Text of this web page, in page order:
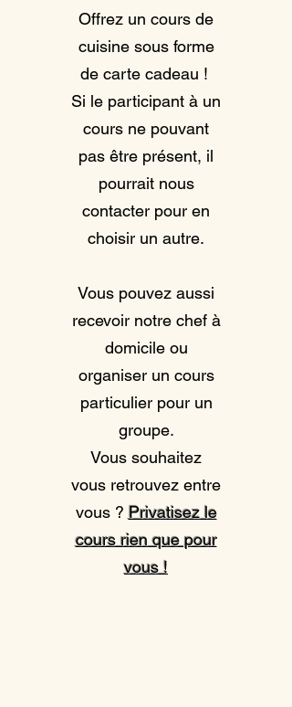
Offrez un cours de
cuisine sous forme
de carte cadeau !
Si le participant à un
cours ne pouvant
pas être présent, il
pourrait nous
contacter pour en
choisir un autre.
Vous pouvez aussi
recevoir notre chef à
domicile ou
organiser un cours
particulier pour un
groupe.
Vous souhaitez
vous retrouvez entre
vous ? Privatisez le
cours rien que pour
vous !